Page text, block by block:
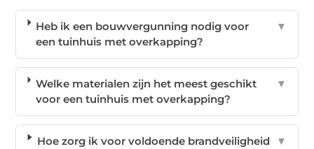
Heb ik een bouwvergunning nodig voor
een tuinhuis met overkapping?
▼
Welke materialen zijn het meest geschikt
voor een tuinhuis met overkapping?
▼
Hoe zorg ik voor voldoende brandveiligheid
▼